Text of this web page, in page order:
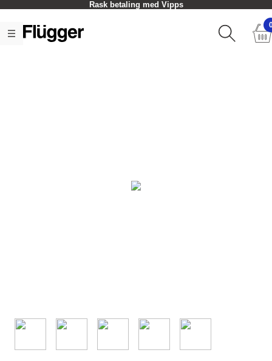
Rask betaling med Vipps